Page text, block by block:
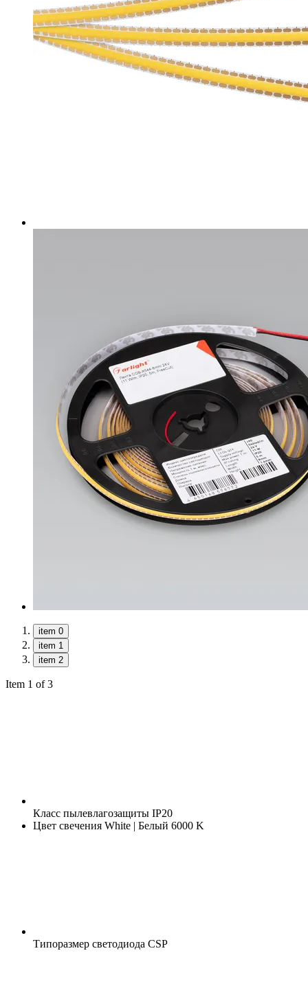
item 0
item 1
item 2
Item 1 of 3
Класс пылевлагозащиты IP20
Цвет свечения White | Белый 6000 K
Типоразмер светодиода CSP